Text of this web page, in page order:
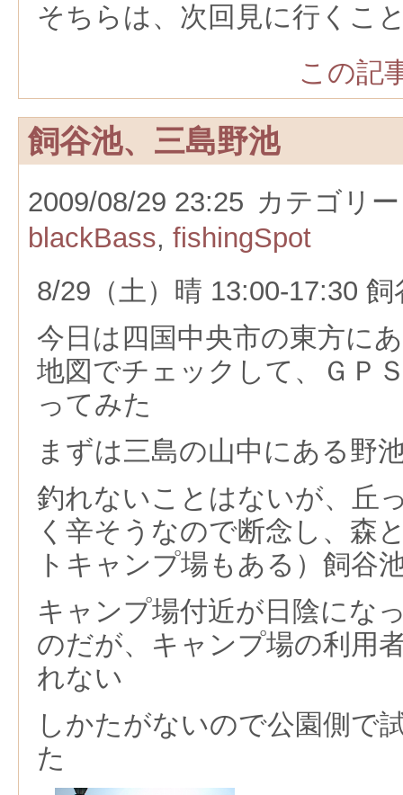
そちらは、次回見に行くこ
この記
飼谷池、三島野池
2009/08/29 23:25 カテゴリ
blackBass, fishingSpot
8/29（土）晴 13:00-17:30
今日は四国中央市の東方に
地図でチェックして、ＧＰ
ってみた
まずは三島の山中にある野
釣れないことはないが、丘
く辛そうなので断念し、森
トキャンプ場もある）飼谷
キャンプ場付近が日陰にな
のだが、キャンプ場の利用
れない
しかたがないので公園側で
た